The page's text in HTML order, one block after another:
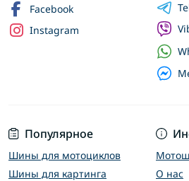
Популярное
Шины для мотоциклов
Шины для картинга
О нас
Facebook
Instagram